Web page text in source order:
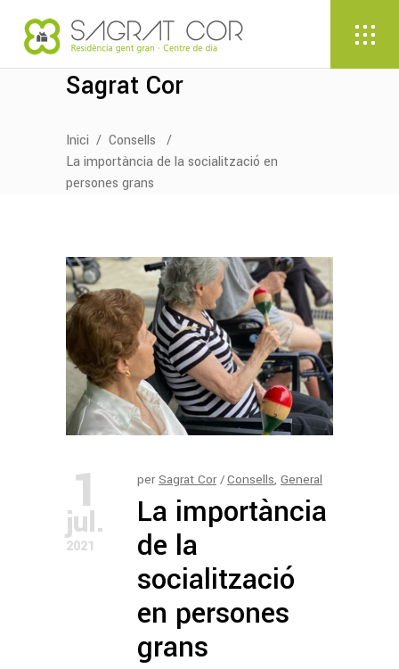
Sagrat Cor
Inici / Consells
/
La importància de la socialització en
persones grans
1
jul.
2021
perSagrat Cor Consells, General
La importància
de la
socialització
en persones
grans